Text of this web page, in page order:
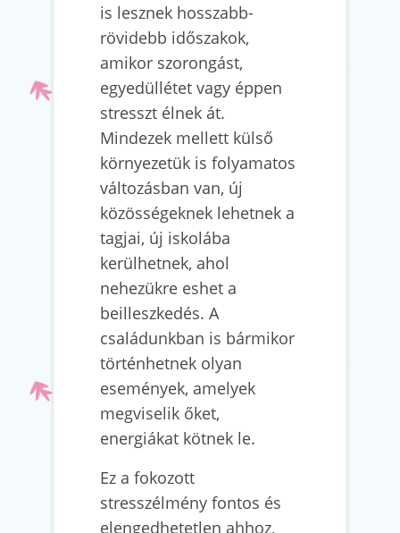
is lesznek hosszabb-
rövidebb időszakok,
amikor szorongást,
egyedüllétet vagy éppen
stresszt élnek át.
Mindezek mellett külső
környezetük is folyamatos
változásban van, új
közösségeknek lehetnek a
tagjai, új iskolába
kerülhetnek, ahol
nehezükre eshet a
beilleszkedés. A
családunkban is bármikor
történhetnek olyan
események, amelyek
megviselik őket,
energiákat kötnek le.
Ez a fokozott
stresszélmény fontos és
elengedhetetlen ahhoz,